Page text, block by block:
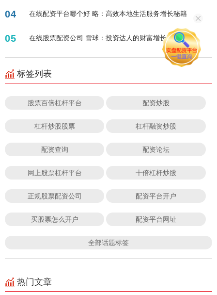
04 在线配资平台哪个好 略：高效本地生活服务增长秘籍
05 在线股票配资公司 雪球：投资达人的财富增长秘籍
标签列表
股票百倍杠杆平台 配资炒股
杠杆炒股股票 杠杆融资炒股
配资查询 配资论坛
网上股票杠杆平台 十倍杠杆炒股
正规股票配资公司 配资平台开户
买股票怎么开户 配资平台网址
全部话题标签
热门文章